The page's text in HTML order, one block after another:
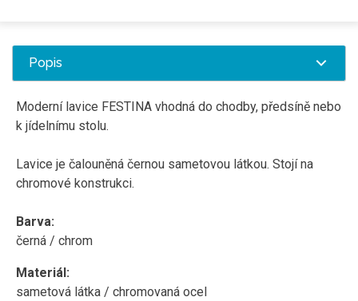
Popis
Moderní lavice FESTINA vhodná do chodby, předsíně nebo
k jídelnímu stolu.
Lavice je čalouněná černou sametovou látkou. Stojí na
chromové konstrukci.
Barva:
černá / chrom
Materiál:
sametová látka / chromovaná ocel